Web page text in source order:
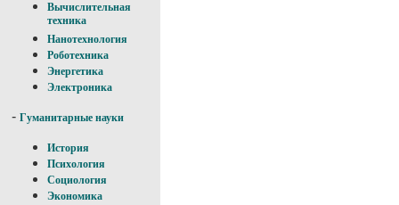
Вычислительная
техника
Нанотехнология
Роботехника
Энергетика
Электроника
- Гуманитарные науки
История
Психология
Социология
Экономика